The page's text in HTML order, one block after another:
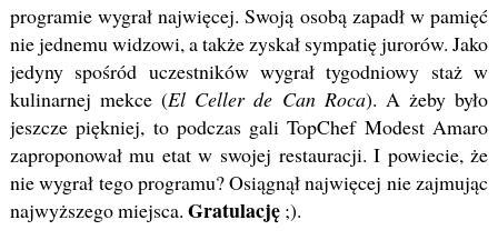
programie wygrał najwięcej. Swoją osobą zapadł w pamięć
nie jednemu widzowi, a także zyskał sympatię jurorów. Jako
jedyny spośród uczestników wygrał tygodniowy staż w
kulinarnej mekce (El Celler de Can Roca). A żeby było
jeszcze piękniej, to podczas gali TopChef Modest Amaro
zaproponował mu etat w swojej restauracji. I powiecie, że
nie wygrał tego programu? Osiągnął najwięcej nie zajmując
najwyższego miejsca. Gratulację;).